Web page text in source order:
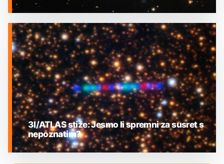
MEĐUZVJEZDANI OBJEKTI
3I/ATLAS stiže: Jesmo li spremni za susret s
nepoznatim?